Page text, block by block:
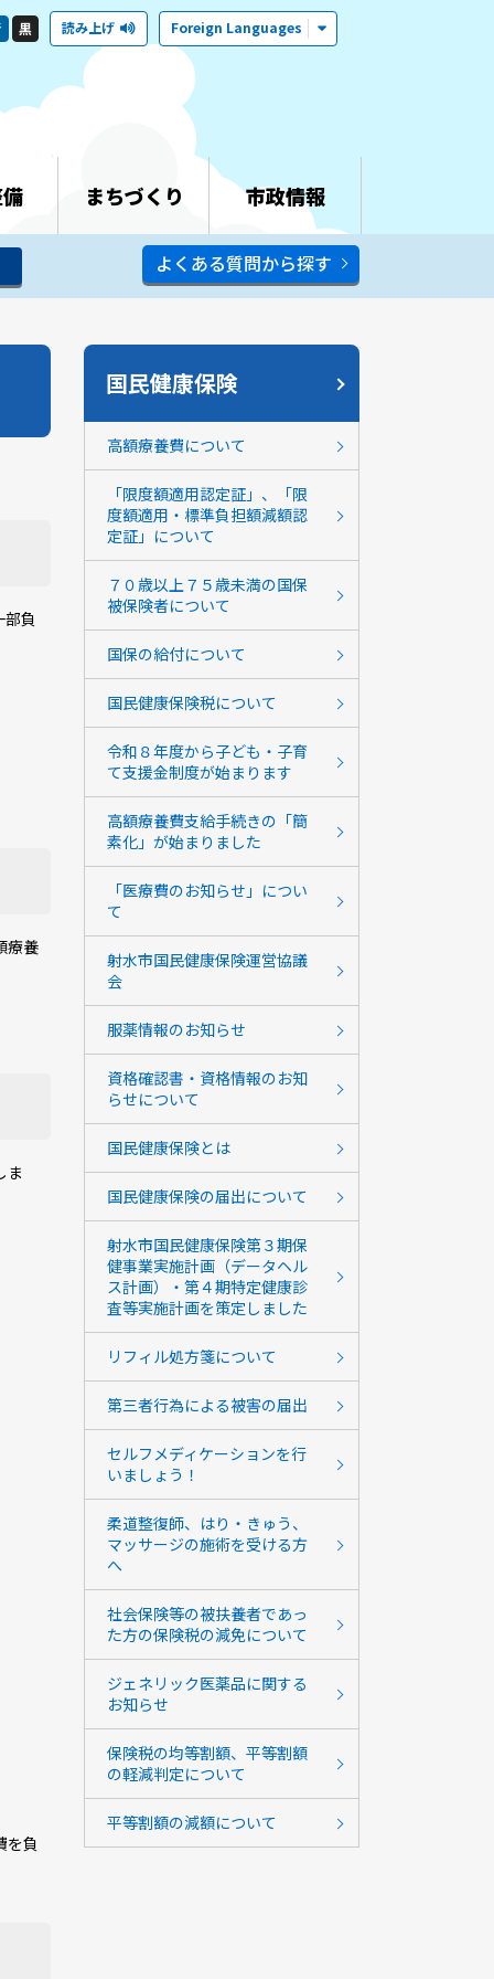
黒 読み上げ Foreign Languages
まちづくり 市政情報
よくある質問から探す
負
療養
ま
負
国民健康保険
高額療養費について
「限度額適用認定証」、「限
度額適用・標準負担額減額認
定証」について
７０歳以上７５歳未満の国保
被保険者について
国保の給付について
国民健康保険税について
令和８年度から子ども・子育
て支援金制度が始まります
高額療養費支給手続きの「簡
素化」が始まりました
「医療費のお知らせ」につい
て
射水市国民健康保険運営協議
会
服薬情報のお知らせ
資格確認書・資格情報のお知
らせについて
国民健康保険とは
国民健康保険の届出について
射水市国民健康保険第３期保
健事業実施計画（データヘル
ス計画）・第４期特定健康診
査等実施計画を策定しました
リフィル処方箋について
第三者行為による被害の届出
セルフメディケーションを行
いましょう！
柔道整復師、はり・きゅう、
マッサージの施術を受ける方
へ
社会保険等の被扶養者であっ
た方の保険税の減免について
ジェネリック医薬品に関する
お知らせ
保険税の均等割額、平等割額
の軽減判定について
平等割額の減額について